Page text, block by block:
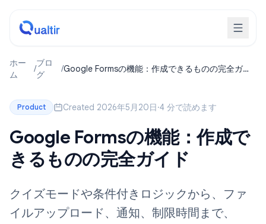
ホー
ム
/
ブロ
グ
/Google Formsの機能：作成できるものの完全ガイ
Product Created 2026年5月20日·4 分で読めます
Google Formsの機能：作成で
きるものの完全ガイド
クイズモードや条件付きロジックから、ファ
イルアップロード、通知、制限時間まで、